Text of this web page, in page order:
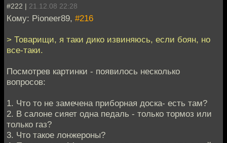
#222 | 21.12.08 22:28
Кому: Pioneer89, #216
> Товарищи, я таки дико извиняюсь, если боян, но
все-таки.
Посмотрев картинки - появилось несколько
вопросов:
1. Что то не замечена приборная доска- есть там?
2. В салоне сияет одна педаль - только тормоз или
только газ?
3. Что такое лонжероны?